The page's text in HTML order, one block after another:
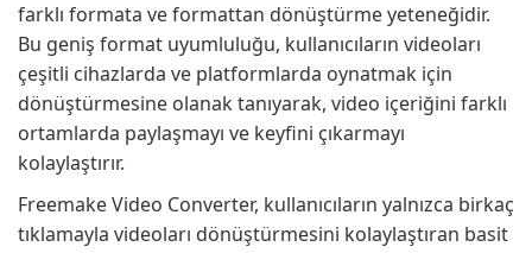
farklı formata ve formattan dönüştürme yeteneğidir.
Bu geniş format uyumluluğu, kullanıcıların videoları
çeşitli cihazlarda ve platformlarda oynatmak için
dönüştürmesine olanak tanıyarak, video içeriğini farklı
ortamlarda paylaşmayı ve keyfini çıkarmayı
kolaylaştırır.
Freemake Video Converter, kullanıcıların yalnızca birkaç
tıklamayla videoları dönüştürmesini kolaylaştıran basit